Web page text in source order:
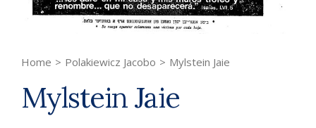
Home > Polakiewicz Jacobo > Mylstein Jaie
Mylstein Jaie